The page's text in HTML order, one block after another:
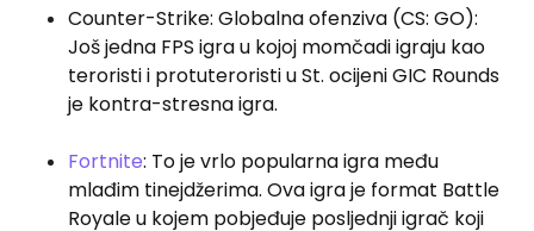
Counter-Strike: Globalna ofenziva (CS: GO):
Još jedna FPS igra u kojoj momčadi igraju kao
teroristi i protuteroristi u St. ocijeni GIC Rounds
je kontra-stresna igra.
Fortnite: To je vrlo popularna igra među
mlađim tinejdžerima. Ova igra je format Battle
Royale u kojem pobjeđuje posljednji igrač koji